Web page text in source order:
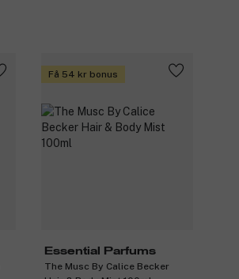
Få 54 kr bonus
Essential Parfums
The Musc By Calice Becker